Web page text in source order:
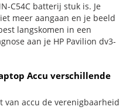
C54C batterij stuk is. Je
meer aangaan en je beeld
langskomen in een
aan je HP Pavilion dv3-
Accu verschillende
accu de verenigbaarheid